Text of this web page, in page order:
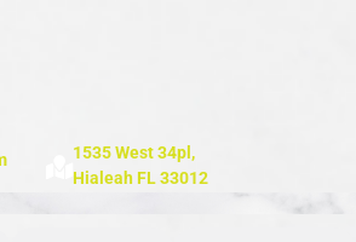
1535 West 34pl,
Hialeah FL 33012